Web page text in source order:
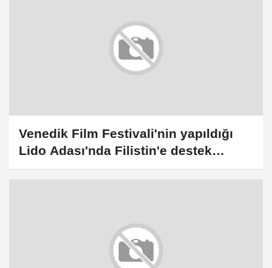
Venedik Film Festivali'nin yapıldığı
Lido Adası'nda Filistin'e destek
yürüyüşü düzenlendi